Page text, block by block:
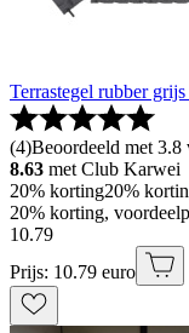
Terrastegel rubber
(4)Beoordeeld met 3.8
8.63 met Club Karwei
20% korting20%
20% korting,
10.79
Prijs: 10.79 euro